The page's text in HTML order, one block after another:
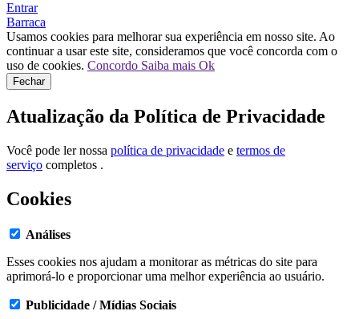
Entrar
Barraca
Usamos cookies para melhorar sua experiência em nosso site. Ao
continuar a usar este site, consideramos que você concorda com o
uso de cookies. Concordo Saiba mais Ok
Fechar
Atualização da Política de Privacidade
Você pode ler nossa política de privacidade e termos de
serviço completos .
Cookies
Análises
Esses cookies nos ajudam a monitorar as métricas do site para
aprimorá-lo e proporcionar uma melhor experiência ao usuário.
Publicidade / Mídias Sociais